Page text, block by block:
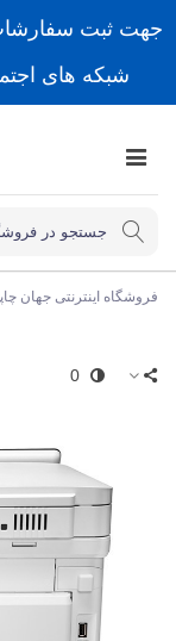
جهت ثبت
شبکه های
فروشگاه اینترنتی جهان
0